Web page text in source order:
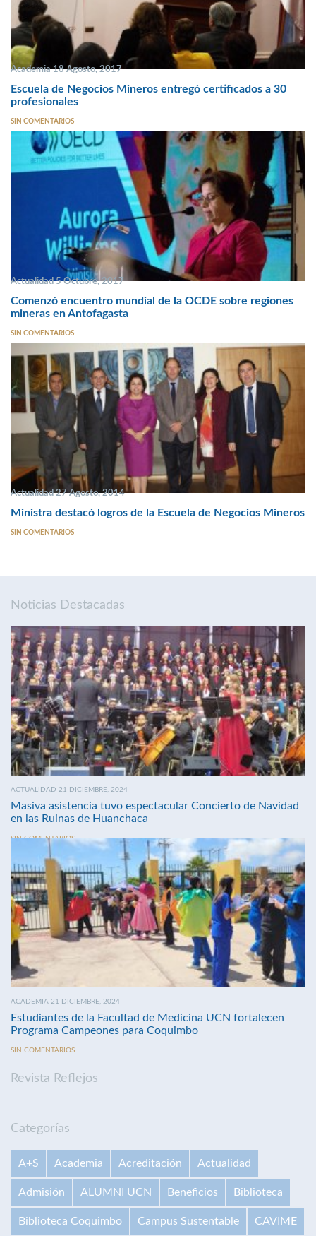
Academia 18 Agosto, 2017
Escuela de Negocios Mineros entregó certificados a 30
profesionales
SIN COMENTARIOS
Actualidad 5 Octubre, 2017
Comenzó encuentro mundial de la OCDE sobre regiones
mineras en Antofagasta
SIN COMENTARIOS
Actualidad 27 Agosto, 2014
Ministra destacó logros de la Escuela de Negocios Mineros
SIN COMENTARIOS
Noticias Destacadas
ACTUALIDAD 21 DICIEMBRE, 2024
Masiva asistencia tuvo espectacular Concierto de Navidad
en las Ruinas de Huanchaca
SIN COMENTARIOS
ACADEMIA 21 DICIEMBRE, 2024
Estudiantes de la Facultad de Medicina UCN fortalecen
Programa Campeones para Coquimbo
SIN COMENTARIOS
Revista Reflejos
Categorías
A+S Academia Acreditación Actualidad
Admisión ALUMNI UCN Beneficios Biblioteca
Biblioteca Coquimbo Campus Sustentable CAVIME